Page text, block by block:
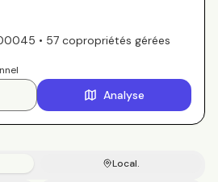
• 57 copropriétés gérées
Analyse
Local.